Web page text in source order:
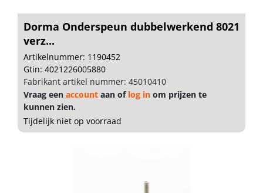
Dorma Onderspeun dubbelwerkend 8021
verz...
Artikelnummer: 1190452
Gtin: 4021226005880
Fabrikant artikel nummer: 45010410
Vraag een account aan of log in om prijzen te
kunnen zien.
Tijdelijk niet op voorraad